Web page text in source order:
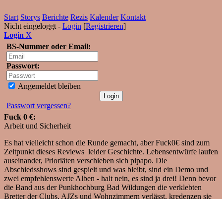
Start Storys Berichte Rezis Kalender Kontakt
Nicht eingeloggt - Login [Registrieren]
Login X
BS-Nummer oder Email:
Passwort:
Angemeldet bleiben
Passwort vergessen?
Fuck 0 €:
Arbeit und Sicherheit
Es hat vielleicht schon die Runde gemacht, aber Fuck0€ sind zum
Zeitpunkt dieses Reviews leider Geschichte. Lebensentwürfe laufen
auseinander, Prioriäten verschieben sich pipapo. Die
Abschiedsshows sind gespielt und was bleibt, sind ein Demo und
zwei empfehlenswerte Alben - halt nein, es sind ja drei! Denn bevor
die Band aus der Punkhochburg Bad Wildungen die verklebten
Bretter der Clubs, AJZs und Wohnzimmern verlässt, kredenzen sie